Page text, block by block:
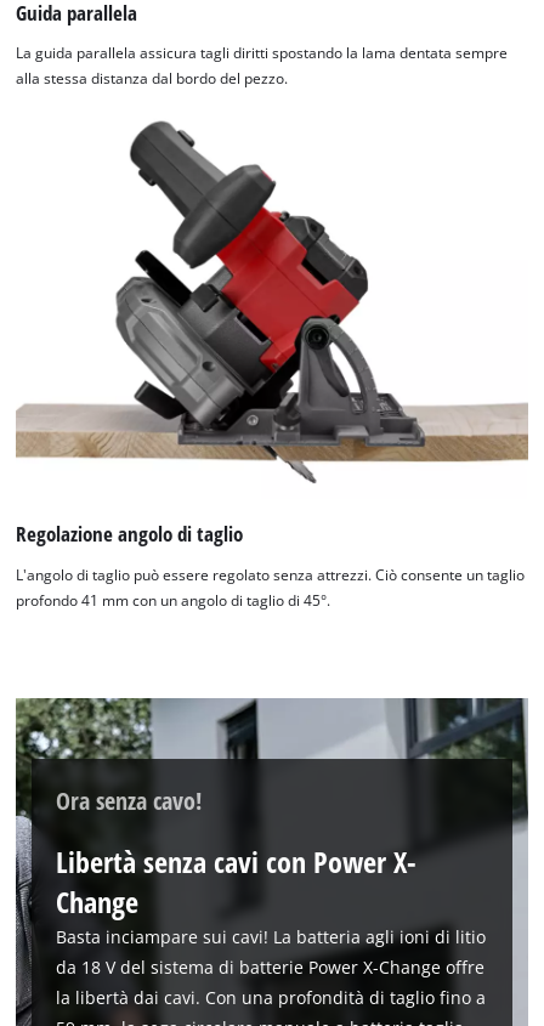
Guida parallela
La guida parallela assicura tagli diritti spostando la lama dentata sempre
alla stessa distanza dal bordo del pezzo.
Regolazione angolo di taglio
L'angolo di taglio può essere regolato senza attrezzi. Ciò consente un taglio
profondo 41 mm con un angolo di taglio di 45°.
Ora senza cavo!
Libertà senza cavi con Power X-
Change
Basta inciampare sui cavi! La batteria agli ioni di litio
da 18 V del sistema di batterie Power X-Change offre
la libertà dai cavi. Con una profondità di taglio fino a